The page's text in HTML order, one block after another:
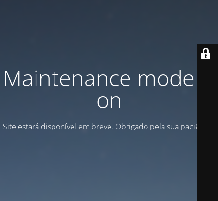
Maintenance mode is
on
Site estará disponível em breve. Obrigado pela sua paciência!